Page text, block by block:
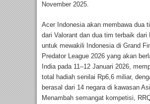
November 2025.
Acer Indonesia akan membawa dua
dari Valorant dan dua tim terbaik dari
untuk mewakili Indonesia di Grand
Predator League 2026 yang akan
India pada 11–12 Januari 2026,
total hadiah senilai Rp6,6 miliar,
berasal dari 14 negara di kawasan
Menambah semangat kompetisi,